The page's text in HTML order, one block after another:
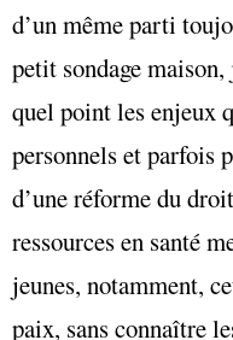
d’un même parti
petit sondage maison,
quel point les enjeux
personnels et parfois
d’une réforme du
ressources en santé
jeunes, notamment,
paix, sans connaître